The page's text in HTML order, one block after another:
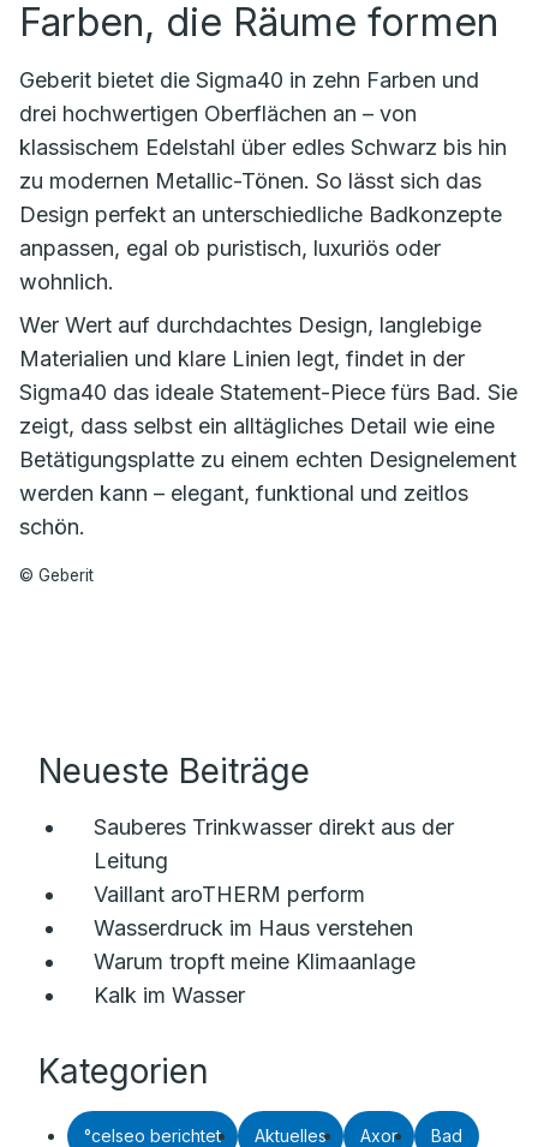
Farben, die Räume formen
Geberit bietet die Sigma40 in zehn Farben und
drei hochwertigen Oberflächen an – von
klassischem Edelstahl über edles Schwarz bis hin
zu modernen Metallic-Tönen. So lässt sich das
Design perfekt an unterschiedliche Badkonzepte
anpassen, egal ob puristisch, luxuriös oder
wohnlich.
Wer Wert auf durchdachtes Design, langlebige
Materialien und klare Linien legt, findet in der
Sigma40 das ideale Statement-Piece fürs Bad. Sie
zeigt, dass selbst ein alltägliches Detail wie eine
Betätigungsplatte zu einem echten Designelement
werden kann – elegant, funktional und zeitlos
schön.
© Geberit
Neueste Beiträge
Sauberes Trinkwasser direkt aus der
Leitung
Vaillant aroTHERM perform
Wasserdruck im Haus verstehen
Warum tropft meine Klimaanlage
Kalk im Wasser
Kategorien
°celseo berichtet Aktuelles Axor Bad